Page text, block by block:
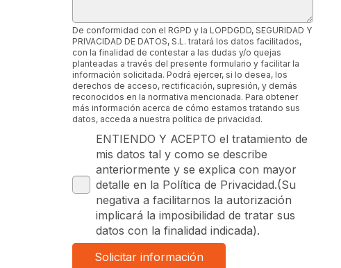
De conformidad con el RGPD y la LOPDGDD, SEGURIDAD Y
PRIVACIDAD DE DATOS, S.L. tratará los datos facilitados,
con la finalidad de contestar a las dudas y/o quejas
planteadas a través del presente formulario y facilitar la
información solicitada. Podrá ejercer, si lo desea, los
derechos de acceso, rectificación, supresión, y demás
reconocidos en la normativa mencionada. Para obtener
más información acerca de cómo estamos tratando sus
datos, acceda a nuestra política de privacidad.
ENTIENDO Y ACEPTO el tratamiento de
mis datos tal y como se describe
anteriormente y se explica con mayor
detalle en la Política de Privacidad.(Su
negativa a facilitarnos la autorización
implicará la imposibilidad de tratar sus
datos con la finalidad indicada).